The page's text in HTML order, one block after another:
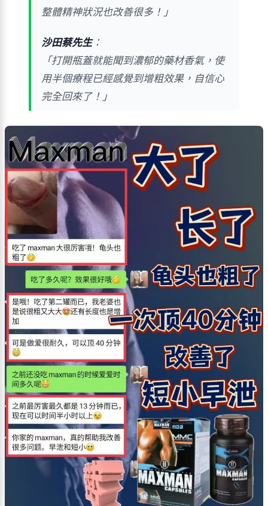
整體精神狀況也改善很多！」
沙田蔡先生：
「打開瓶蓋就能聞到濃郁的藥材香氣，使
用半個療程已經感覺到增粗效果，自信心
完全回來了！」